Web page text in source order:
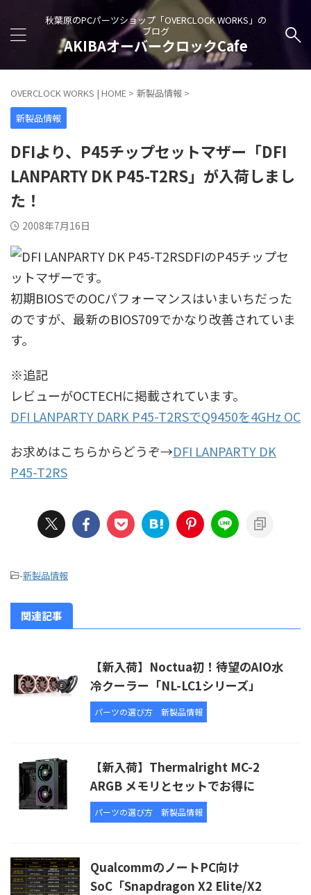
秋葉原のPCパーツショップ「OVERCLOCK WORKS」の
ブログ
AKIBAオーバークロックCafe
OVERCLOCK WORKS | HOME > 新製品情報 >
新製品情報
DFIより、P45チップセットマザー「DFI
LANPARTY DK P45-T2RS」が入荷しまし
た！
2008年7月16日
DFIのP45チップセ
ットマザーです。
初期BIOSでのOCパフォーマンスはいまいちだった
のですが、最新のBIOS709でかなり改善されていま
す。
※追記
レビューがOCTECHに掲載されています。
DFI LANPARTY DARK P45-T2RSでQ9450を4GHz OC
お求めはこちらからどうぞ→DFI LANPARTY DK
P45-T2RS
-新製品情報
関連記事
【新入荷】Noctua初！待望のAIO水
冷クーラー「NL-LC1シリーズ」
パーツの選び方 新製品情報
【新入荷】Thermalright MC-2
ARGB メモリとセットでお得に
パーツの選び方 新製品情報
QualcommのノートPC向け
SoC「Snapdragon X2 Elite/X2